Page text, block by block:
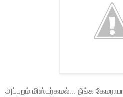
அப்புறம் மிஸ்டர்கமல்... நீங்க